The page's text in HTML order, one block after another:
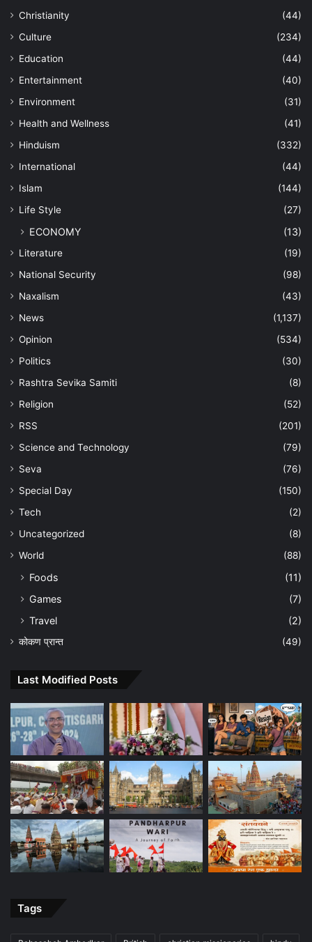
Christianity
(44)
Culture
(234)
Education
(44)
Entertainment
(40)
Environment
(31)
Health and Wellness
(41)
Hinduism
(332)
International
(44)
Islam
(144)
Life Style
(27)
ECONOMY (13)
Literature
(19)
National Security
(98)
Naxalism
(43)
News
(1,137)
Opinion
(534)
Politics
(30)
Rashtra Sevika Samiti
(8)
Religion
(52)
RSS
(201)
Science and Technology
(79)
Seva
(76)
Special Day
(150)
Tech
(2)
Uncategorized
(8)
World
(88)
Foods
(11)
Games
(7)
Travel
(2)
कोकण प्रान्त (49)
Last Modified Posts
Tags